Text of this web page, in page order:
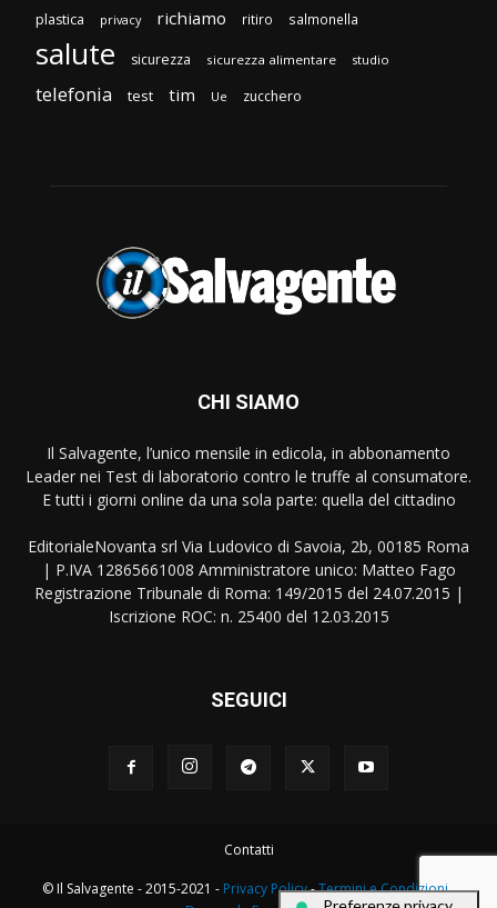
plastica privacy richiamo ritiro salmonella
salute sicurezza sicurezza alimentare studio
telefonia test tim Ue zucchero
CHI SIAMO
Il Salvagente, l’unico mensile in edicola, in abbonamento
Leader nei Test di laboratorio contro le truffe al consumatore.
E tutti i giorni online da una sola parte: quella del cittadino
EditorialeNovanta srl Via Ludovico di Savoia, 2b, 00185 Roma
| P.IVA 12865661008 Amministratore unico: Matteo Fago
Registrazione Tribunale di Roma: 149/2015 del 24.07.2015 |
Iscrizione ROC: n. 25400 del 12.03.2015
SEGUICI
Contatti
© Il Salvagente - 2015-2021 - Privacy Policy-Termini e Condizioni-